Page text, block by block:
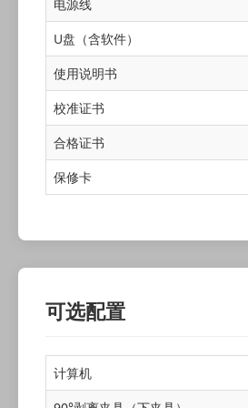
电源线
U盘（含软件）
使用说明书
校准证书
合格证书
保修卡
可选配置
计算机